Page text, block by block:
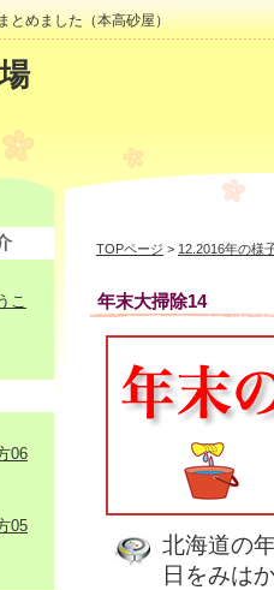
とめました（本高砂屋）
TOPページ > 12.2016年の様
年末大掃除14
北海道の
日をみは
こ
06
05